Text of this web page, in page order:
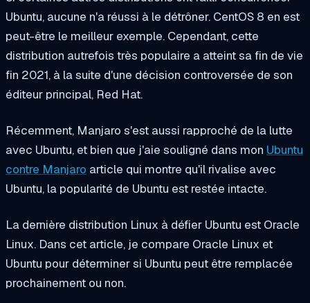
Ubuntu, aucune n'a réussi à le détrôner. CentOS 8 en est
peut-être le meilleur exemple. Cependant, cette
distribution autrefois très populaire a atteint sa fin de vie
fin 2021, à la suite d'une décision controversée de son
éditeur principal, Red Hat.
Récemment, Manjaro s'est aussi rapproché de la lutte
avec Ubuntu, et bien que j'aie souligné dans mon Ubuntu
contre Manjaro article qui montre qu'il rivalise avec
Ubuntu, la popularité de Ubuntu est restée intacte.
La dernière distribution Linux à défier Ubuntu est Oracle
Linux. Dans cet article, je compare Oracle Linux et
Ubuntu pour déterminer si Ubuntu peut être remplacée
prochainement ou non.